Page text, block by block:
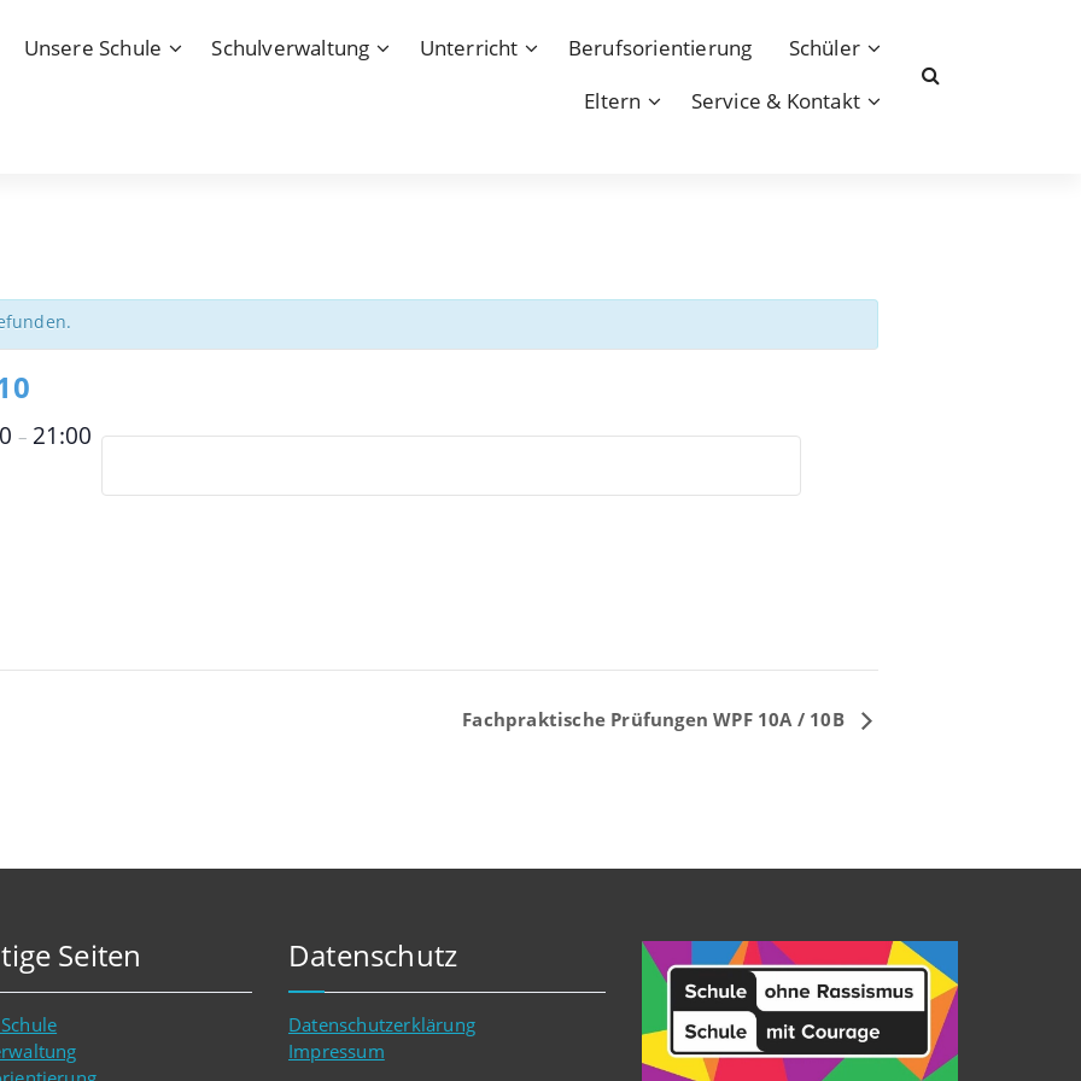
Unsere Schule Schulverwaltung Unterricht Berufsorientierung
Schüler
Eltern
Service & Kontakt
– 21:00
Fachpraktische Prüfungen WPF 10A / 10B
Seiten Datenschutz
Datenschutzerklärung
Impressum